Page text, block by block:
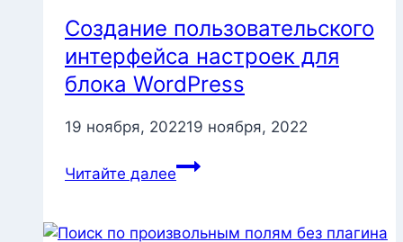
Создание пользовательского
интерфейса настроек для
блока WordPress
19 ноября, 202219 ноября, 2022
Читайте далее
Создание
пользовательского
настроек